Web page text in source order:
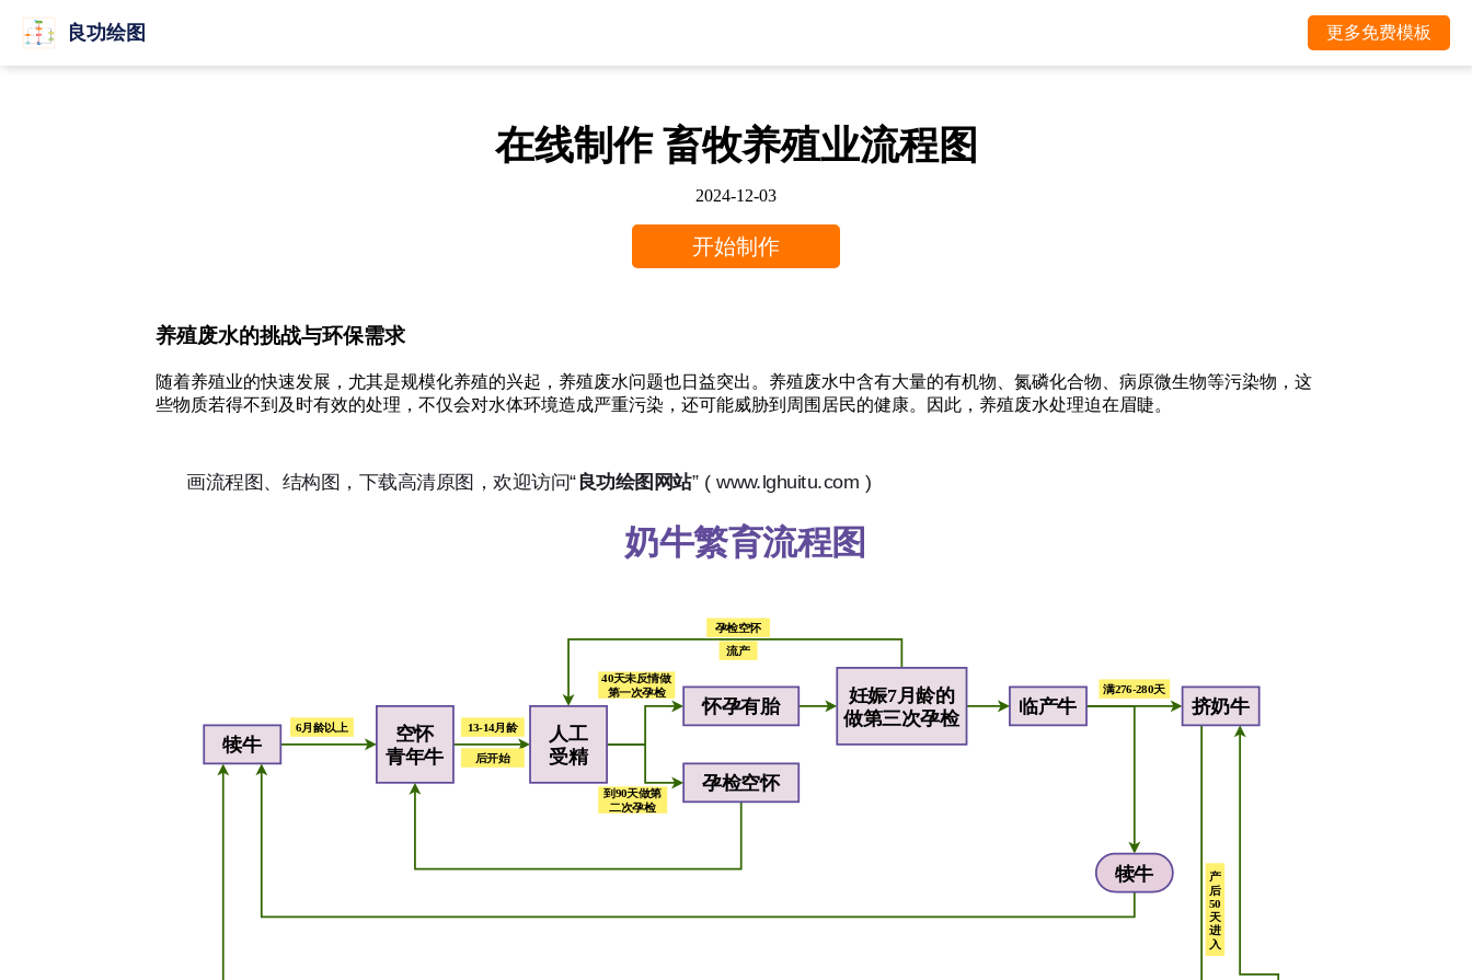
良功绘图 更多免费模板
在线制作 畜牧养殖业流程图
2024-12-03
开始制作
养殖废水的挑战与环保需求
随着养殖业的快速发展，尤其是规模化养殖的兴起，养殖废水问题也日益突出。养殖废水中含有大量的有机物、氮磷化合物、病原微生物等污染物，这
些物质若得不到及时有效的处理，不仅会对水体环境造成严重污染，还可能威胁到周围居民的健康。因此，养殖废水处理迫在眉睫。